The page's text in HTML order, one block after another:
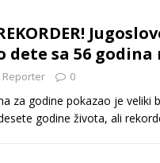
dete sa 56 godina
Reporter 0
za godine pokazao je
godine života, ali